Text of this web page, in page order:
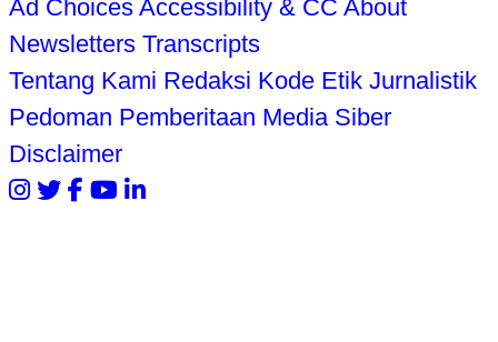
Ad Choices Accessibility & CC About
Newsletters Transcripts
Tentang Kami Redaksi Kode Etik Jurnalistik
Pedoman Pemberitaan Media Siber
Disclaimer